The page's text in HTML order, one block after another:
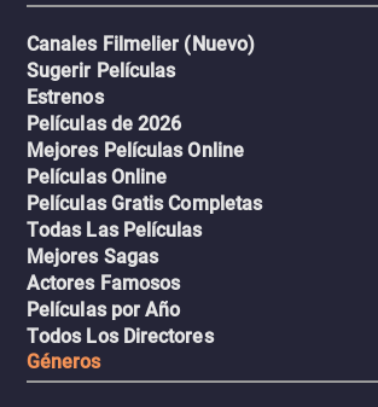
Canales Filmelier (Nuevo)
Sugerir Películas
Estrenos
Películas de 2026
Mejores Películas Online
Películas Online
Películas Gratis Completas
Todas Las Películas
Mejores Sagas
Actores Famosos
Películas por Año
Todos Los Directores
Géneros